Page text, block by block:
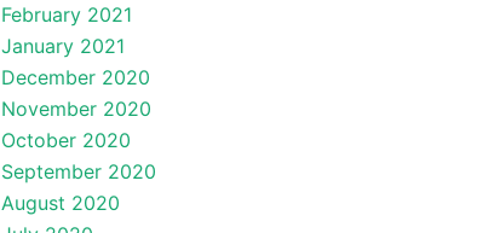
February 2021
January 2021
December 2020
November 2020
October 2020
September 2020
August 2020